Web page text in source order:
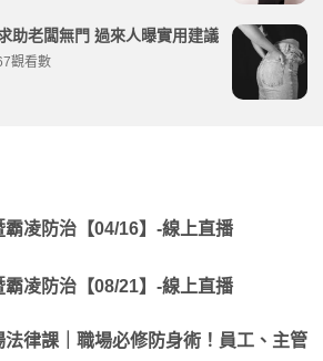
助老闆無門 過來人曝實用建議
觀看數
霸凌防治【04/16】-線上直播​
霸凌防治【08/21】-線上直播
法律課｜職場必修防身術！員工、主管